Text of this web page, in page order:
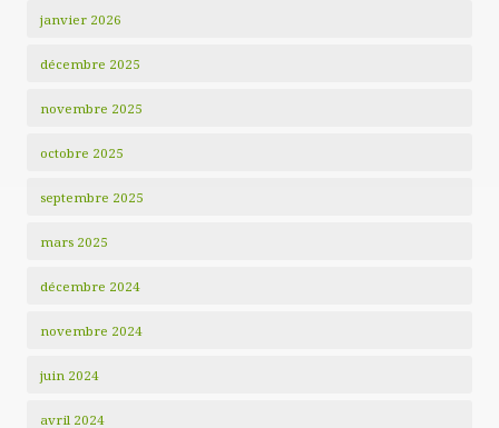
janvier 2026
décembre 2025
novembre 2025
octobre 2025
septembre 2025
mars 2025
décembre 2024
novembre 2024
juin 2024
avril 2024